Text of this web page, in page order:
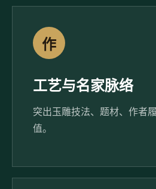
作
工艺与名家脉络
突出玉雕技法、题材、作者
值。